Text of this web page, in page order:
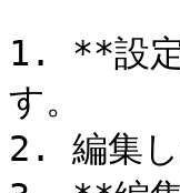
1. **設
す。
2. 編集し